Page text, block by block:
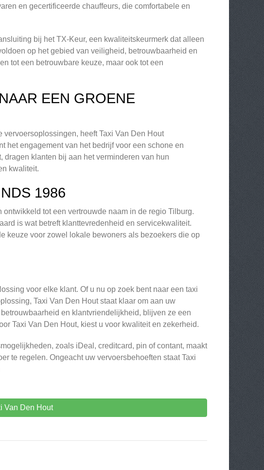
en gecertificeerde chauffeurs, die comfortabele en
bij het TX-Keur, een kwaliteitskeurmerk dat alleen
op het gebied van veiligheid, betrouwbaarheid en
tot een betrouwbare keuze, maar ook tot een
EEN GROENE
heeft Taxi Van Den Hout
het engagement van het bedrijf voor een schone en
dragen klanten bij aan het verminderen van hun
kwaliteit.
1986
tot een vertrouwde naam in de regio Tilburg.
is wat betreft klanttevredenheid en servicekwaliteit.
keuze voor zowel lokale bewoners als bezoekers die op
voor elke klant. Of u nu op zoek bent naar een taxi
Taxi Van Den Hout staat klaar om aan uw
en klantvriendelijkheid, blijven ze een
Taxi Van Den Hout, kiest u voor kwaliteit en zekerheid.
zoals iDeal, creditcard, pin of contant, maakt
te regelen. Ongeacht uw vervoersbehoeften staat Taxi
Van Den Hout